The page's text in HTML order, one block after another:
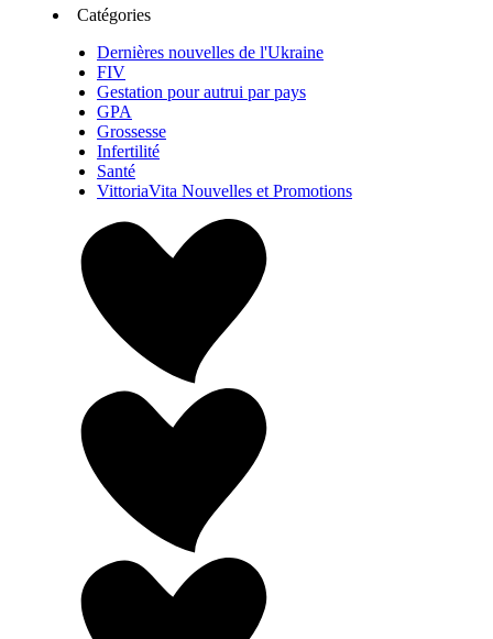
Catégories
Dernières nouvelles de l'Ukraine
FIV
Gestation pour autrui par pays
GPA
Grossesse
Infertilité
Santé
VittoriaVita Nouvelles et Promotions